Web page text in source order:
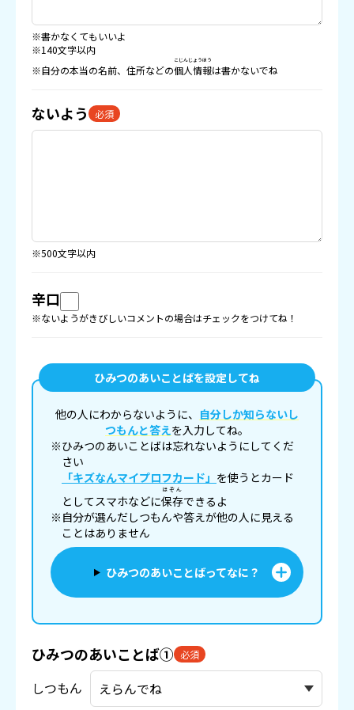
※書かなくてもいいよ
※140文字以内
※自分の本当の名前、住所などの個人情報
こじんじょうほう
は書かないでね
ないよう 必須
※500文字以内
辛口
※ないようがきびしいコメントの場合はチェックをつけてね！
ひみつのあいことばを設定してね
他の人にわからないように、 自分しか知らないし
つもんと答えを入力してね。
※ひみつのあいことばは忘れないようにしてくだ
さい
「キズなんマイプロフカード」 を使うとカード
としてスマホなどに保存
ほぞん
できるよ
※自分が選んだしつもんや答えが他の人に見える
ことはありません
ひみつのあいことばってなに？
ひみつのあいことば① 必須
しつもん